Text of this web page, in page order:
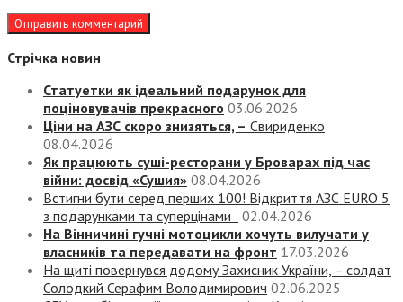
Стрічка новин
Статуетки як ідеальний подарунок для
поціновувачів прекрасного 03.06.2026
Ціни на АЗС скоро знизяться, – Свириденко
08.04.2026
Як працюють суші-ресторани у Броварах під час
війни: досвід «Сушия» 08.04.2026
Встигни бути серед перших 100! Відкриття АЗС EURO 5
з подарунками та суперцінами
02.04.2026
На Вінничині гучні мотоцикли хочуть вилучати у
власників та передавати на фронт 17.03.2026
На щиті повернувся додому Захисник України, – солдат
Солодкий Серафим Володимирович 02.06.2025